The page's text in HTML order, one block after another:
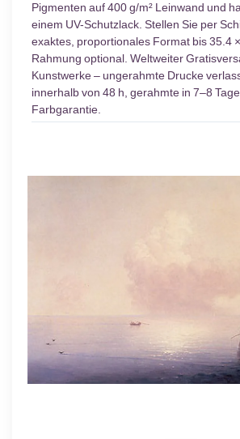
Pigmenten auf 400 g/m² Leinwand und
einem UV-Schutzlack. Stellen Sie per
exaktes, proportionales Format bis 35.4
Rahmung optional. Weltweiter
Kunstwerke – ungerahmte Drucke
innerhalb von 48 h, gerahmte in 7–8
Farbgarantie.